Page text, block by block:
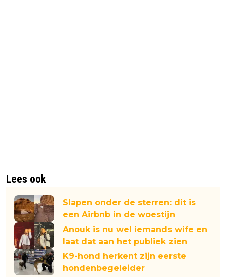
Lees ook
Slapen onder de sterren: dit is
een Airbnb in de woestijn
Anouk is nu wel iemands wife en
laat dat aan het publiek zien
K9-hond herkent zijn eerste
hondenbegeleider